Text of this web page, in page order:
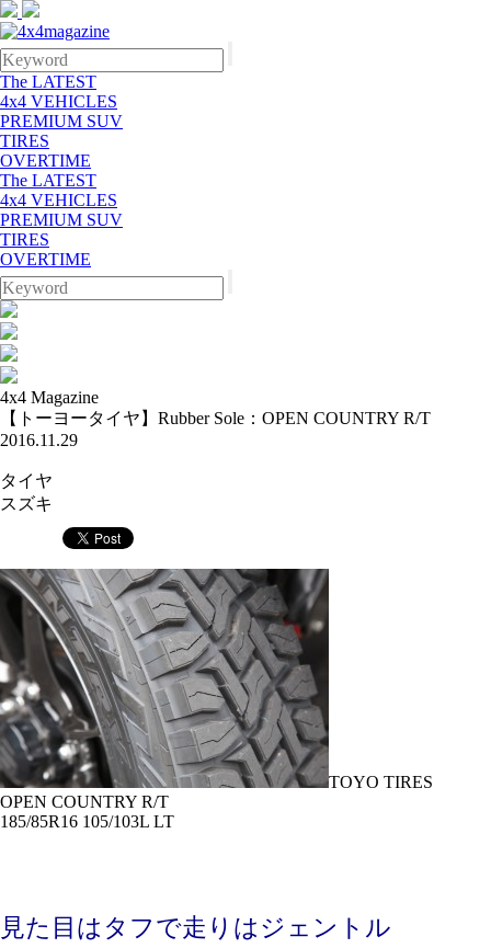
The LATEST
4x4 VEHICLES
PREMIUM SUV
TIRES
OVERTIME
The LATEST
4x4 VEHICLES
PREMIUM SUV
TIRES
OVERTIME
4x4 Magazine
【トーヨータイヤ】Rubber Sole：OPEN COUNTRY R/T
2016.11.29
タイヤ
スズキ
TOYO TIRES
OPEN COUNTRY R/T
185/85R16 105/103L LT
見た目はタフで走りはジェントル